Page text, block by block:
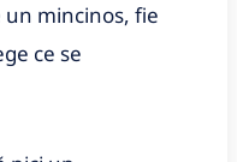
mincinos, fie
ce se